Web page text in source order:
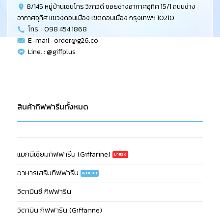
8/145 หมู่บ้านเซนโทร วิภาวดี ซอยช่างอากาศอุทิศ 15/1 ถนนช่าง
อากาศอุทิศ แขวงดอนเมือง เขตดอนเมือง กรุงเทพฯ 10210
โทร. : 098 454 1868
E-mail :order@g26.co
Line. : @giffplus
สินค้ากิฟฟารีนทั้งหมด
แมกนีเซียมกิฟฟารีน (Giffarine)
อาหารเสริมกิฟฟารีน
วิตามินซี กิฟฟารีน
วิตามิน กิฟฟารีน (Giffarine)